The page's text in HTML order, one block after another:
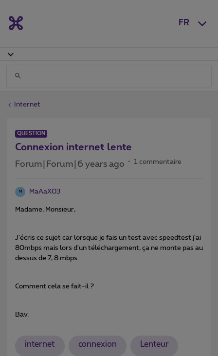
FR
Internet
QUESTION
Connexion internet lente
Forum|Forum|6 years ago 1 commentaire
M MaAaX03
Madame, Monsieur,
J'écris ce sujet car lorsque je fais un test avec speedtest j'ai
80mbps mais lors d'un téléchargement, ça ne monte pas au
dessus de 7, 8 mbps
Comment cela se fait-il ?
Bav.
internet connexion Lenteur